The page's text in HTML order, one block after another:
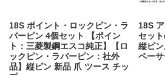
18S ポイント・ロックピン・ラ
バーピン 4個セット 【ポイン
ト：三菱製鋼エスコ純正】【ロ
ックピン・ラバーピン：社外
品】縦ピン 新品 爪 ツース チッ
18S
セッ
縦ピ
ペー